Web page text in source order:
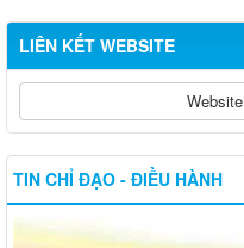
LIÊN KẾT WEBSITE
TIN CHỈ ĐẠO - ĐIỀU HÀNH